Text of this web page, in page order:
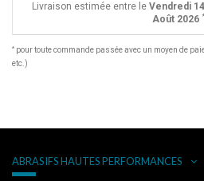
Livraison estimée entre le Vendredi
Août 2026
* pour toute commande passée avec un moyen de
etc.)
ABRASIFS HAUTES PERFORMANCES